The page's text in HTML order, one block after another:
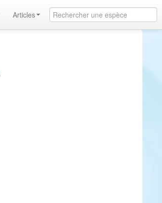
Articles